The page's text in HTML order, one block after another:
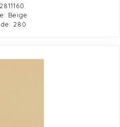
Beige
280